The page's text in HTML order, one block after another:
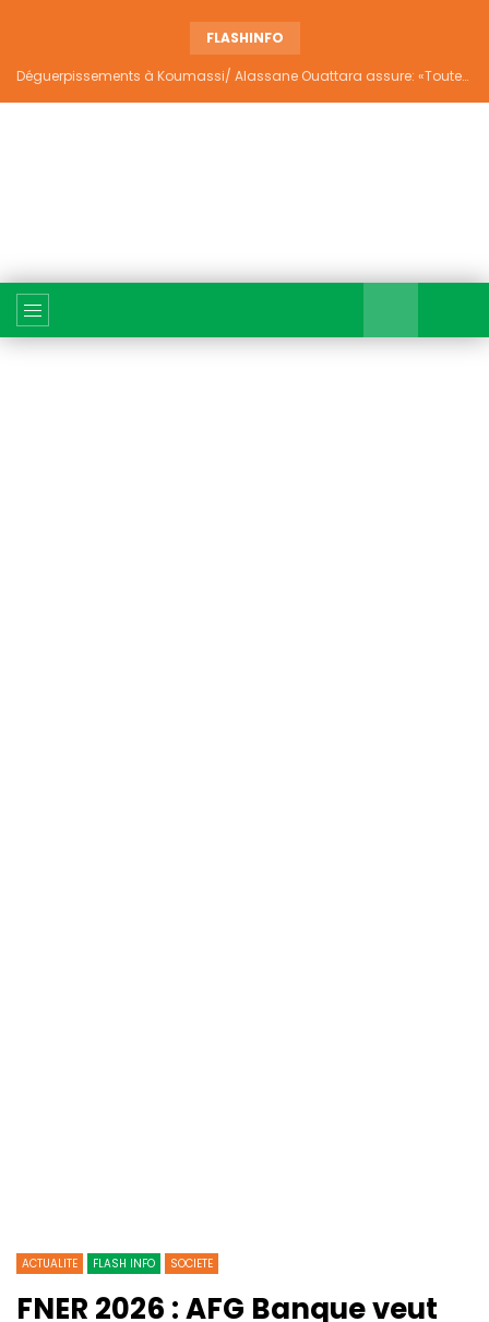
FLASHINFO
Déguerpissements à Koumassi/ Alassane Ouattara assure: «Toutes les responsabilités seront établies et elles donneront lieu aux sanctions prévues par la loi»
ACTUALITE FLASH INFO SOCIETE
FNER 2026 : AFG Banque veut